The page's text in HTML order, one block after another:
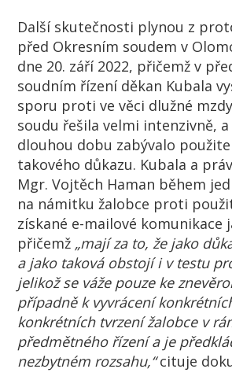
Další skutečnosti plynou z p
před Okresním soudem v
dne 20. září 2022, přičemž v
soudním řízení děkan Kubala
sporu proti ve věci dlužné
soudu řešila velmi intenzivně,
dlouhou dobu zabývalo
takového důkazu. Kubala a
Mgr. Vojtěch Haman během
na námitku žalobce proti
získané e-mailové komunikace
přičemž „mají za to, že jako
a jako taková obstojí i v testu
jelikož se váže pouze ke
případně k vyvrácení
konkrétních tvrzení žalobce v
předmětného řízení a je
nezbytném rozsahu,“cituje